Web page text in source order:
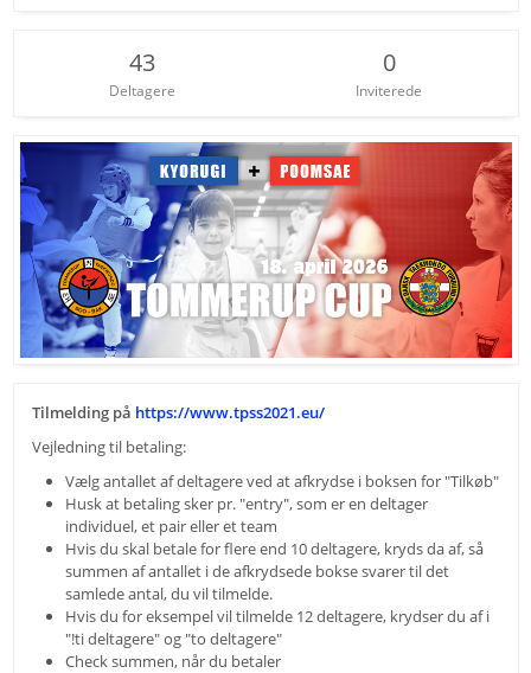
43
Deltagere
0
Inviterede
Tilmelding på https://www.tpss2021.eu/
Vejledning til betaling:
Vælg antallet af deltagere ved at afkrydse i boksen for "Tilkøb"
Husk at betaling sker pr. "entry", som er en deltager
individuel, et pair eller et team
Hvis du skal betale for flere end 10 deltagere, kryds da af, så
summen af antallet i de afkrydsede bokse svarer til det
samlede antal, du vil tilmelde.
Hvis du for eksempel vil tilmelde 12 deltagere, krydser du af i
"!ti deltagere" og "to deltagere"
Check summen, når du betaler